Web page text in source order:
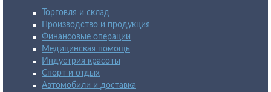
Торговля и склад
Производство и продукция
Финансовые операции
Медицинская помощь
Индустрия красоты
Спорт и отдых
Автомобили и доставка